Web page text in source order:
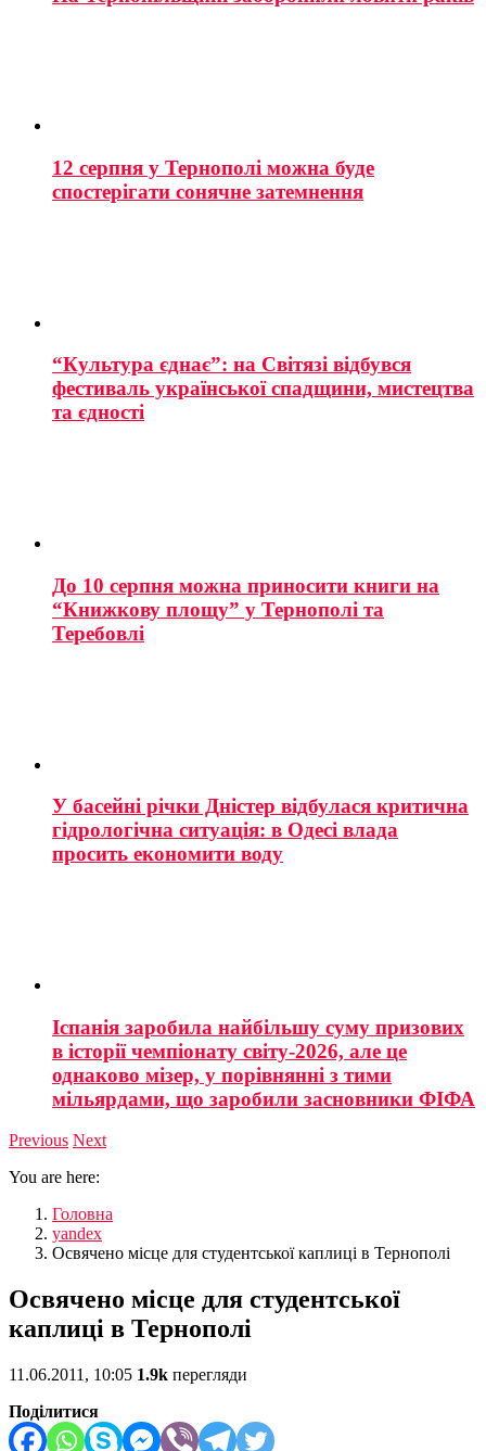
12 серпня у Тернополі можна буде
спостерігати сонячне затемнення
“Культура єднає”: на Світязі відбувся
фестиваль української спадщини, мистецтва
та єдності
До 10 серпня можна приносити книги на
“Книжкову площу” у Тернополі та
Теребовлі
У басейні річки Дністер відбулася критична
гідрологічна ситуація: в Одесі влада
просить економити воду
Іспанія заробила найбільшу суму призових
в історії чемпіонату світу-2026, але це
однаково мізер, у порівнянні з тими
мільярдами, що заробили засновники ФІФА
Previous Next
You are here:
Головна
yandex
Освячено місце для студентської каплиці в Тернополі
Освячено місце для студентської
каплиці в Тернополі
11.06.2011, 10:05 1.9k перегляди
Поділитися